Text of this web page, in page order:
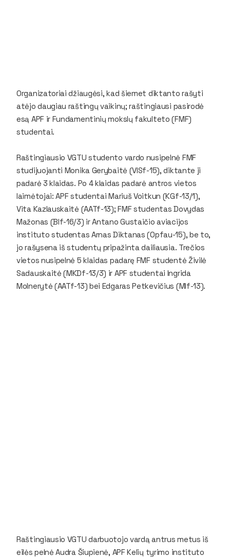
Organizatoriai džiaugėsi, kad šiemet diktanto rašyti
atėjo daugiau raštingų vaikinų; raštingiausi pasirodė
esą APF ir Fundamentinių mokslų fakulteto (FMF)
studentai.
Raštingiausio VGTU studento vardo nusipelnė FMF
studijuojanti Monika Gerybaitė (VISf-15), diktante ji
padarė 3 klaidas. Po 4 klaidas padarė antros vietos
laimėtojai: APF studentai Mariuš Voitkun (KGf-13/1),
Vita Kazlauskaitė (AATf-13); FMF studentas Dovydas
Mažonas (BIf-16/3) ir Antano Gustaičio aviacijos
instituto studentas Arnas Diktanas (Opfau-15), be to,
jo rašysena iš studentų pripažinta dailiausia. Trečios
vietos nusipelnė 5 klaidas padarę FMF studentė Živilė
Sadauskaitė (MKDf-13/3) ir APF studentai Ingrida
Molnerytė (AATf-13) bei Edgaras Petkevičius (MIf-13).
Raštingiausio VGTU darbuotojo vardą antrus metus iš
eilės pelnė Audra Šiupienė, APF Kelių tyrimo instituto